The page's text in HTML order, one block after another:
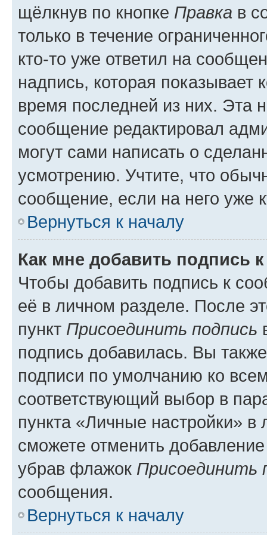
щёлкнув по кнопке Правка в
только в течение
кто-то уже ответил на
надпись, которая показывает
время последней из них. Эта
сообщение редактировал
могут сами написать о
усмотрению. Учтите, что
сообщение, если на него уже
Вернуться к началу
Как мне добавить подпись
Чтобы добавить подпись к
её в личном разделе. После
пункт Присоединить подпись
подпись добавилась. Вы
подписи по умолчанию ко
соответствующий выбор в
пункта «Личные настройки»
сможете отменить
убрав флажок Присоединить
сообщения.
Вернуться к началу